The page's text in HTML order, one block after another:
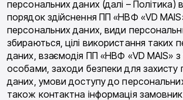
персональних даних (далі – Політика)
порядок здійснення ПП «НВФ «VD
персональних даних, види
збираються, цілі використання таких
даних, взаємодія ПП «НВФ «VD MAIS» з
особами, заходи безпеки для захисту
даних, умови доступу до
також контактна інформація